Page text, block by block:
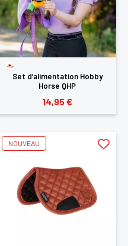
Set d’alimentation Hobby
Horse QHP
14,95 €
NOUVEAU